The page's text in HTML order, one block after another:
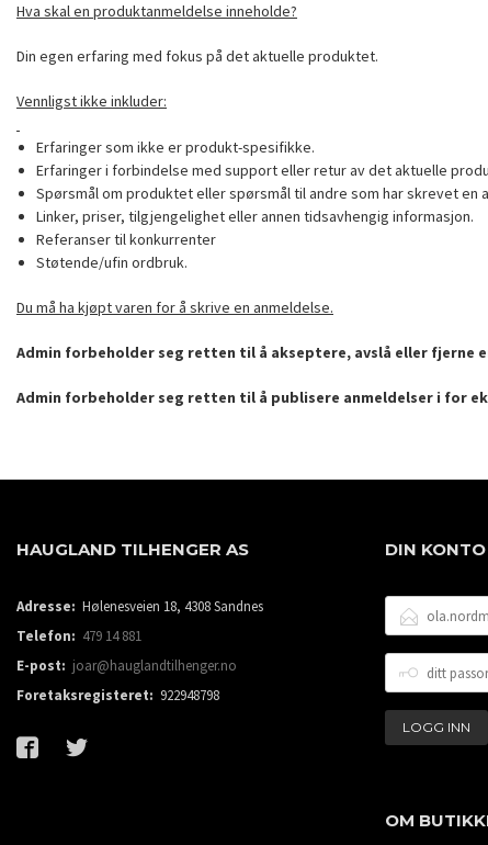
Hva skal en produktanmeldelse inneholde?
Din egen erfaring med fokus på det aktuelle produktet.
Vennligst ikke inkluder:
Erfaringer som ikke er produkt-spesifikke.
Erfaringer i forbindelse med support eller retur av det aktuelle
Spørsmål om produktet eller spørsmål til andre som har skrevet en
Linker, priser, tilgjengelighet eller annen tidsavhengig informasjon.
Referanser til konkurrenter
Støtende/ufin ordbruk.
Du må ha kjøpt varen for å skrive en anmeldelse.
Admin forbeholder seg retten til å akseptere, avslå eller fjerne
Admin forbeholder seg retten til å publisere anmeldelser i for
HAUGLAND TILHENGER AS
Adresse: Hølenesveien 18, 4308 Sandnes
Telefon: 479 14 881
E-post: joar@hauglandtilhenger.no
Foretaksregisteret: 922948798
DIN KONTO
POSTADRESSE
PASSORD
OM